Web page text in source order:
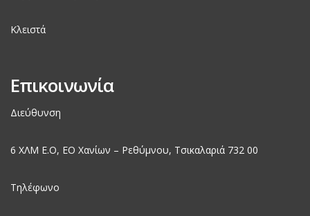
Κλειστά
Επικοινωνία
Διεύθυνση
6 ΧΛΜ Ε.Ο, EO Χανίων – Ρεθύμνου, Τσικαλαριά 732 00
Τηλέφωνο